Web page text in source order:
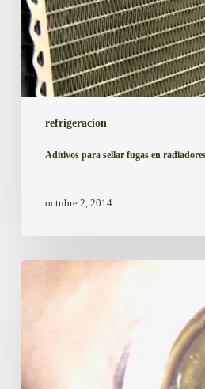
refrigeracion
Aditivos para sellar fugas en
octubre 2, 2014